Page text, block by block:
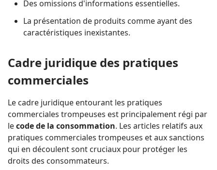
Des omissions d'informations essentielles.
La présentation de produits comme ayant des
caractéristiques inexistantes.
Cadre juridique des pratiques
commerciales
Le cadre juridique entourant les pratiques
commerciales trompeuses est principalement régi par
lecode de la consommation. Les articles relatifs aux
pratiques commerciales trompeuses et aux sanctions
qui en découlent sont cruciaux pour protéger les
droits des consommateurs.